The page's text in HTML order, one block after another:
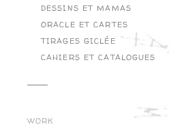
DESSINS ET MAMAS
ORACLE ET CARTES
TIRAGES GICLÉE
CAHIERS ET CATALOGUES
WORK